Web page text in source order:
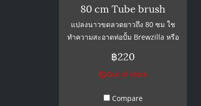
80 cm Tube brush
แปลงนาวขดลวดยาวถึง 80 ซม ใช
ทำความสะอาดท่อปั้ม Brewzilla หรือ
฿220
Out of stock
Compare